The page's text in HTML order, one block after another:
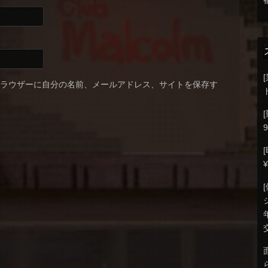
ウザーに自分の名前、メールアドレス、サイトを保存す
[
[
[
[